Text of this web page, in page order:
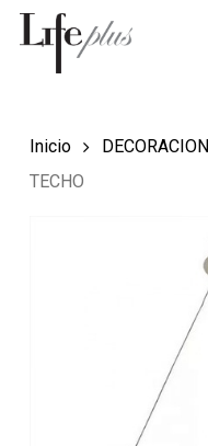
Skip
Búsqueda
productos
Inicio DECORACION
TECHO